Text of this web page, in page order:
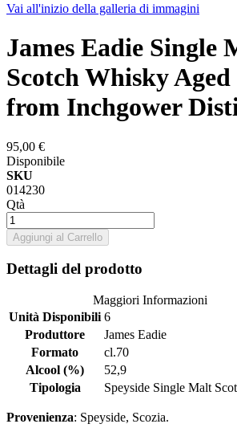
Vai all'inizio della galleria di immagini
James Eadie Single
Scotch Whisky Aged
from Inchgower
95,00 €
Disponibile
SKU
014230
Qtà
Aggiungi al Carrello
Dettagli del prodotto
Maggiori Informazioni
Unità Disponibili 6
Produttore
James Eadie
Formato
cl.70
Alcool (%)
52,9
Tipologia
Speyside Single Malt
Provenienza: Speyside, Scozia.